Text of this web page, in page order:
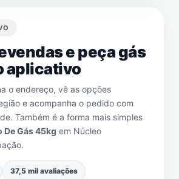
e peça gás
aplicativo
o endereço, vê as opções
e acompanha o pedido com
Também é a forma mais simples
De Gás 45kg em Núcleo
.
37,5 mil avaliações